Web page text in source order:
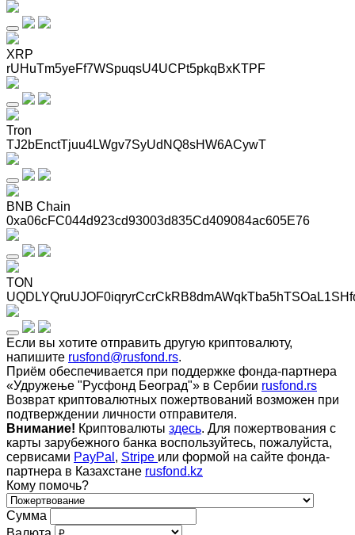
XRP
rUHuTm5yeFf7WSpuqsU4UCPt5pkqBxKTPF
Tron
TJ2bEnctTjuu4LWgv7SyUdNQ8sHW6ACywT
BNB Chain
0xa06cFC044d923cd93003d835Cd409084ac605E76
TON
Если вы хотите отправить другую криптовалюту,
напишите rusfond@rusfond.rs.
Приём обеспечивается при поддержке фонда-партнера
«Удружење "Русфонд Београд"» в Сербии rusfond.rs
Возврат криптовалютных пожертвований возможен при
подтверждении личности отправителя.
Внимание! Криптовалюты здесь. Для пожертвования с
карты зарубежного банка воспользуйтесь, пожалуйста,
сервисами PayPal , Stripe или формой на сайте фонда-
партнера в Казахстане rusfond.kz
Кому помочь?
Сумма